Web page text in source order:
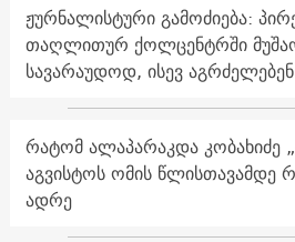
ჟურნალისტური გამოძიება:
თაღლითურ ქოლცენტრში
სავარაუდოდ, ისევ აგრძელებენ
რატომ ალაპარაკდა კობახიძე
აგვისტოს ომის წლისთავამდე
ადრე